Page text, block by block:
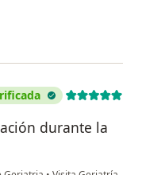
durante la